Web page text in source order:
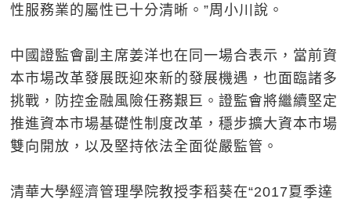
性服務業的屬性已十分清晰。”周小川說。
中國證監會副主席姜洋也在同一場合表示，當前資
本市場改革發展既迎來新的發展機遇，也面臨諸多
挑戰，防控金融風險任務艱巨。證監會將繼續堅定
推進資本市場基礎性制度改革，穩步擴大資本市場
雙向開放，以及堅持依法全面從嚴監管。
清華大學經濟管理學院教授李稻葵在“2017夏季達